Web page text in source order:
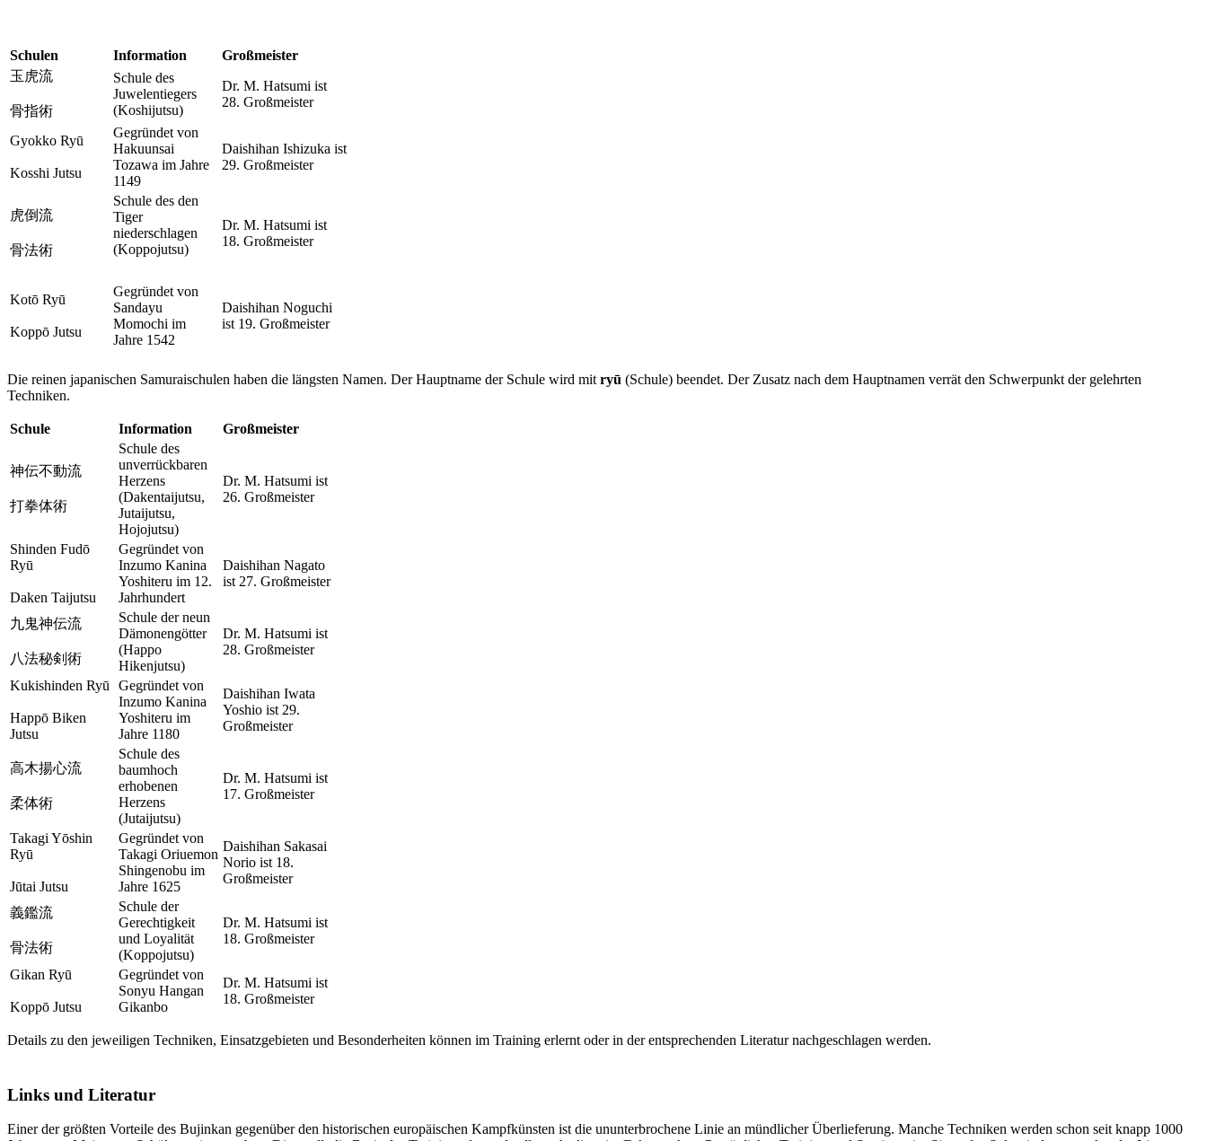
Schulen Information
Großmeister
玉虎流
骨指術
Schule des
Juwelentiegers
(Koshijutsu)
Dr. M. Hatsumi ist
28. Großmeister
Gyokko Ryū
Kosshi Jutsu
Gegründet von
Hakuunsai
Tozawa im Jahre
1149
Daishihan Ishizuka ist
29. Großmeister
虎倒流
骨法術
Schule des den
Tiger
niederschlagen
(Koppojutsu)
Dr. M. Hatsumi ist
18. Großmeister
Kotō Ryū
Koppō Jutsu
Gegründet von
Sandayu
Momochi im
Jahre 1542
Daishihan Noguchi
ist 19. Großmeister
Die reinen japanischen Samuraischulen haben die längsten Namen. Der Hauptname der Schule wird mit ryū (Schule) beendet. Der Zusatz nach dem Hauptnamen verrät den Schwerpunkt der gelehrten
Techniken.
Schule Information Großmeister
神伝不動流
打拳体術
Schule des
unverrückbaren
Herzens
(Dakentaijutsu,
Jutaijutsu,
Hojojutsu)
Dr. M. Hatsumi ist
26. Großmeister
Shinden Fudō
Ryū
Daken Taijutsu
Gegründet von
Inzumo Kanina
Yoshiteru im 12.
Jahrhundert
Daishihan Nagato
ist 27. Großmeister
九鬼神伝流
八法秘剣術
Schule der neun
Dämonengötter
(Happo
Hikenjutsu)
Dr. M. Hatsumi ist
28. Großmeister
Kukishinden Ryū
Happō Biken
Jutsu
Gegründet von
Inzumo Kanina
Yoshiteru im
Jahre 1180
Daishihan Iwata
Yoshio ist 29.
Großmeister
高木揚心流
柔体術
Schule des
baumhoch
erhobenen
Herzens
(Jutaijutsu)
Dr. M. Hatsumi ist
17. Großmeister
Takagi Yōshin
Ryū
Jūtai Jutsu
Gegründet von
Takagi Oriuemon
Shingenobu im
Jahre 1625
Daishihan Sakasai
Norio ist 18.
Großmeister
義鑑流
骨法術
Schule der
Gerechtigkeit
und Loyalität
(Koppojutsu)
Dr. M. Hatsumi ist
18. Großmeister
Gikan Ryū
Koppō Jutsu
Gegründet von
Sonyu Hangan
Gikanbo
Dr. M. Hatsumi ist
18. Großmeister
Details zu den jeweiligen Techniken, Einsatzgebieten und Besonderheiten können im Training erlernt oder in der entsprechenden Literatur nachgeschlagen werden.
Links und Literatur
Einer der größten Vorteile des Bujinkan gegenüber den historischen europäischen Kampfkünsten ist die ununterbrochene Linie an mündlicher Überlieferung. Manche Techniken werden schon seit knapp 1000